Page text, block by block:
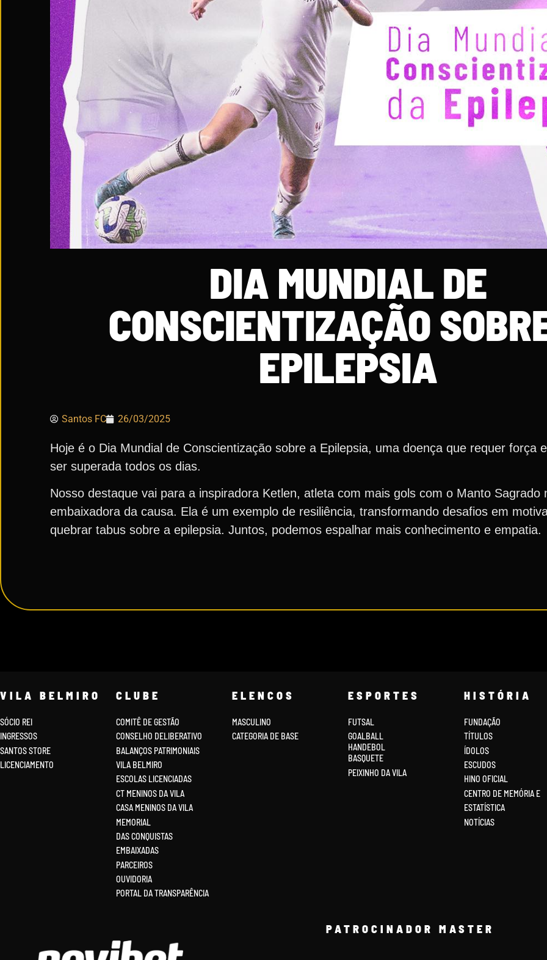
DIA MUNDIAL DE
CONSCIENTIZAÇÃO
EPILEPSIA
Santos FC 26/03/2025
Hoje é o Dia Mundial de Conscientização sobre a Epilepsia, uma doença que requer força
ser superada todos os dias.
Nosso destaque vai para a inspiradora Ketlen, atleta com mais gols com o Manto Sagrado
embaixadora da causa. Ela é um exemplo de resiliência, transformando desafios em
quebrar tabus sobre a epilepsia. Juntos, podemos espalhar mais conhecimento e empatia.
VILA BELMIRO
SÓCIO REI
INGRESSOS
SANTOS STORE
LICENCIAMENTO
CLUBE
COMITÊ DE GESTÃO
CONSELHO DELIBERATIVO
BALANÇOS PATRIMONIAIS
VILA BELMIRO
ESCOLAS LICENCIADAS
CT MENINOS DA VILA
CASA MENINOS DA VILA
MEMORIAL
DAS CONQUISTAS
EMBAIXADAS
PARCEIROS
OUVIDORIA
PORTAL DA TRANSPARÊNCIA
ELENCOS
MASCULINO
CATEGORIA DE BASE
ESPORTES
FUTSAL
GOALBALL
HANDEBOL
BASQUETE
PEIXINHO DA VILA
HISTÓRIA
FUNDAÇÃO
TÍTULOS
ÍDOLOS
ESCUDOS
HINO OFICIAL
CENTRO DE MEMÓRIA E
ESTATÍSTICA
NOTÍCIAS
PATROCINADOR MASTER